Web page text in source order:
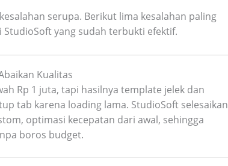
serupa. Berikut lima kesalahan paling
yang sudah terbukti efektif.
Kualitas
Rp 1 juta, tapi hasilnya template jelek dan
tab karena loading lama. StudioSoft selesaikan
optimasi kecepatan dari awal, sehingga
boros budget.